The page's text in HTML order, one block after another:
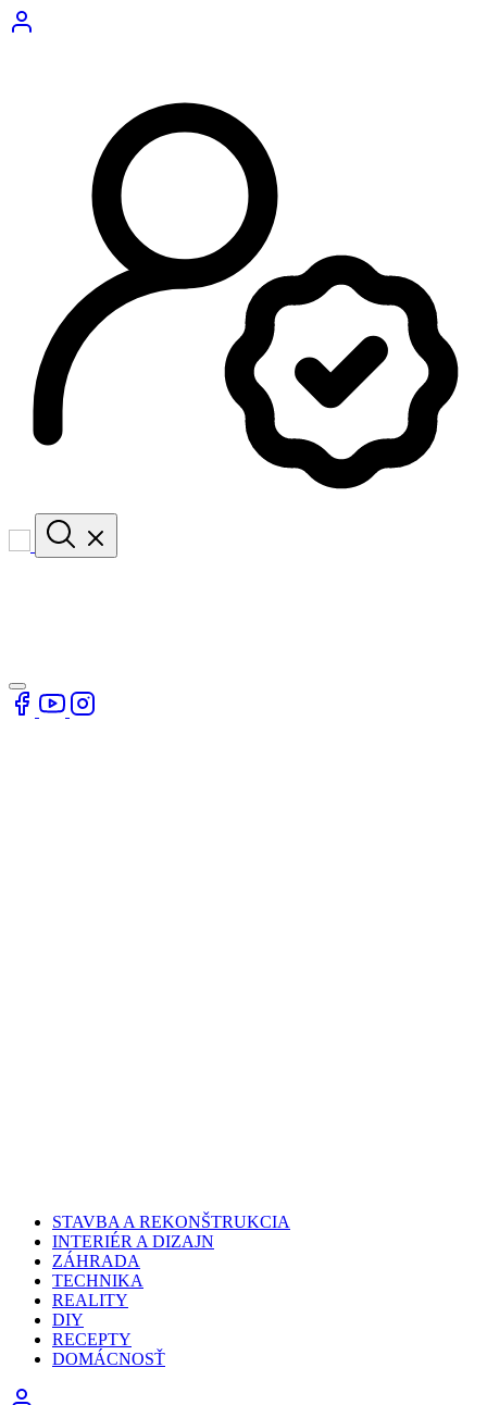
STAVBA A REKONŠTRUKCIA
INTERIÉR A DIZAJN
ZÁHRADA
TECHNIKA
REALITY
DIY
RECEPTY
DOMÁCNOSŤ